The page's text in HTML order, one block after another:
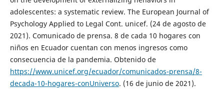
adolescentes: a systematic review. The European Journal of
Psychology Applied to Legal Cont. unicef. (24 de agosto de
2021). Comunicado de prensa. 8 de cada 10 hogares con
niños en Ecuador cuentan con menos ingresos como
consecuencia de la pandemia. Obtenido de
https://www.unicef.org/ecuador/comunicados-prensa/8-
decada-10-hogares-conUniverso. (16 de junio de 2021).